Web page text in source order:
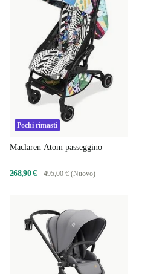
Pochi rimasti
Maclaren Atom passeggino
268,90 € 495,00 € (Nuovo)